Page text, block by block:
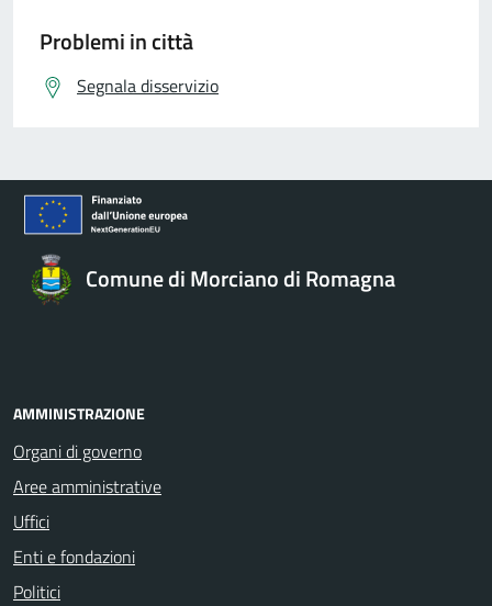
Problemi in città
Segnala disservizio
Comune di Morciano di Romagna
AMMINISTRAZIONE
Organi di governo
Aree amministrative
Uffici
Enti e fondazioni
Politici